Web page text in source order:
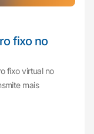
fixo no
fixo virtual no
mais